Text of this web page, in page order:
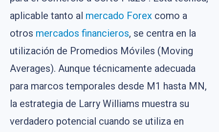
aplicable tanto al mercado Forex como a
otros mercados financieros, se centra en la
utilización de Promedios Móviles (Moving
Averages). Aunque técnicamente adecuada
para marcos temporales desde M1 hasta MN,
la estrategia de Larry Williams muestra su
verdadero potencial cuando se utiliza en